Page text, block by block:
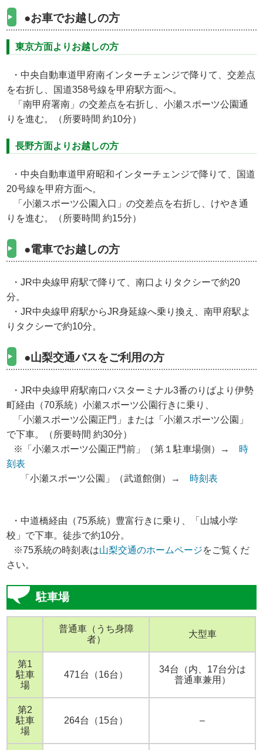
●お車でお越しの方
東京方面よりお越しの方
・中央自動車道甲府南インターチェンジで降りて、交差点
を右折し、国道358号線を甲府駅方面へ。
「南甲府署南」の交差点を右折し、小瀬スポーツ公園通
りを進む。（所要時間 約10分）
長野方面よりお越しの方
・中央自動車道甲府昭和インターチェンジで降りて、国道
20号線を甲府方面へ。
「小瀬スポーツ公園入口」の交差点を右折し、けやき通
りを進む。（所要時間 約15分）
●電車でお越しの方
・JR中央線甲府駅で降りて、南口よりタクシーで約20
分。
・JR中央線甲府駅からJR身延線へ乗り換え、南甲府駅よ
りタクシーで約10分。
●山梨交通バスをご利用の方
・JR中央線甲府駅南口バスターミナル3番のりばより伊勢
町経由（70系統）小瀬スポーツ公園行きに乗り、
「小瀬スポーツ公園正門」または「小瀬スポーツ公園」
で下車。（所要時間 約30分）
※「小瀬スポーツ公園正門前」（第１駐車場側）→ 時
刻表
「小瀬スポーツ公園」（武道館側）→ 時刻表
・中道橋経由（75系統）豊富行きに乗り、「山城小学
校」で下車。徒歩で約10分。
※75系統の時刻表は山梨交通のホームページをご覧くだ
さい。
駐車場
普通車（うち身障
者）
大型車
第1
駐車
場
471台（16台）
34台（内、17台分は
普通車兼用）
第2
駐車
場
264台（15台） –